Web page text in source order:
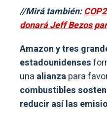
//Mirá también:
donará Jeff Bezos
Amazon y tres
estadounidenses
una alianzapara
combustibles
reducir así las